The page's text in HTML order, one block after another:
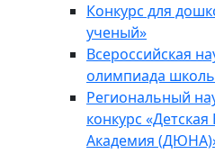
Конкурс для
ученый»
Всероссийская
олимпиада
Региональный
конкурс
Академия